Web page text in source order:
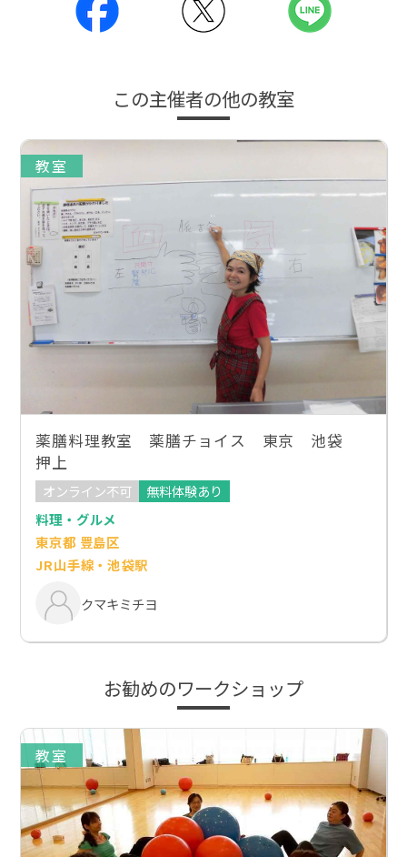
この主催者の他の教室
教室
薬膳料理教室 薬膳チョイス 東京 池袋
押上
オンライン不可
無料体験あり
料理・グルメ
東京都 豊島区
JR山手線・池袋駅
クマキミチヨ
お勧めのワークショップ
教室